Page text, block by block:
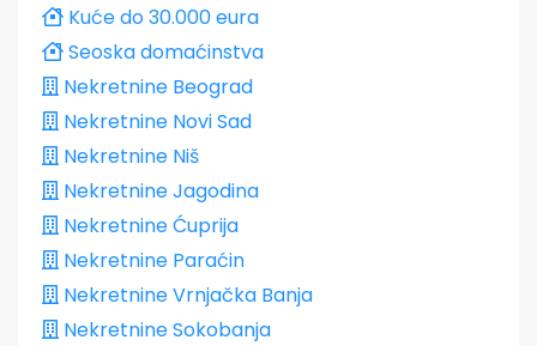
Kuće do 30.000 eura
Seoska domaćinstva
Nekretnine Beograd
Nekretnine Novi Sad
Nekretnine Niš
Nekretnine Jagodina
Nekretnine Ćuprija
Nekretnine Paraćin
Nekretnine Vrnjačka Banja
Nekretnine Sokobanja